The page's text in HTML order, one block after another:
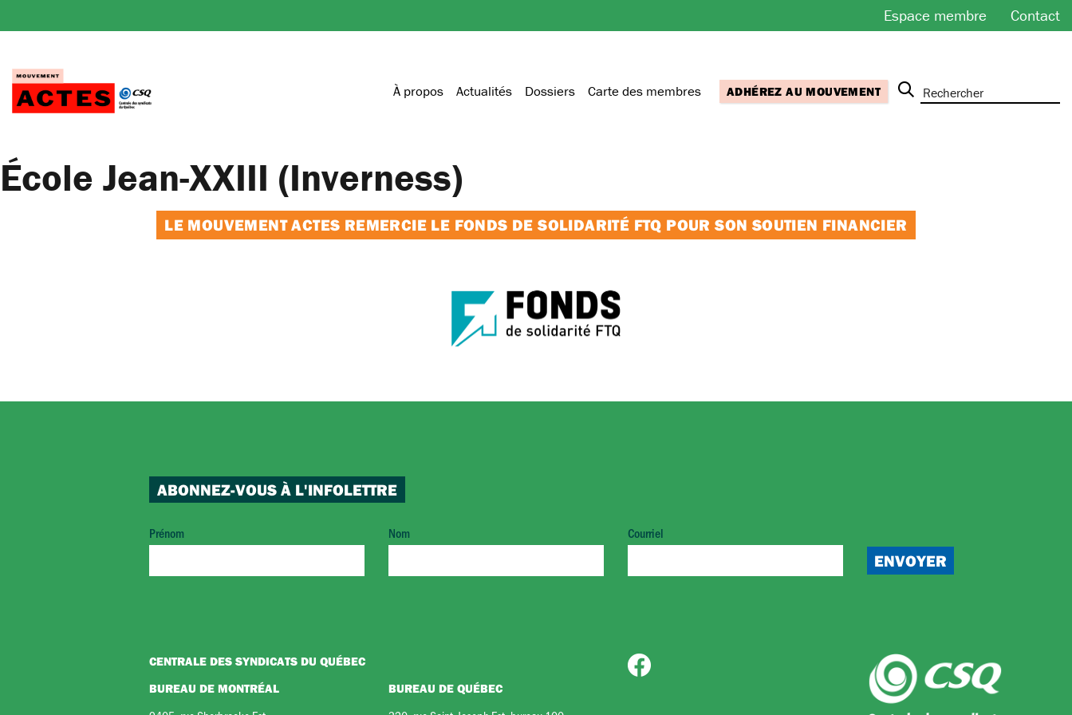
au
Espace membre Contact
À propos Actualités Dossiers Carte des membres ADHÉREZ AU MOUVEMENT
École Jean-XXIII (Inverness)
LE MOUVEMENT ACTES REMERCIE LE FONDS DE SOLIDARITÉ FTQ POUR SON SOUTIEN FINANCIER
ABONNEZ-VOUS À L'INFOLETTRE
Prénom Nom Courriel
CENTRALE DES SYNDICATS DU QUÉBEC
BUREAU DE MONTRÉAL
BUREAU DE QUÉBEC